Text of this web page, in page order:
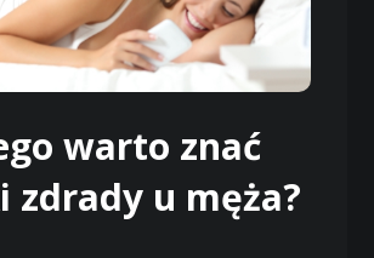
warto znać
zdrady u męża?